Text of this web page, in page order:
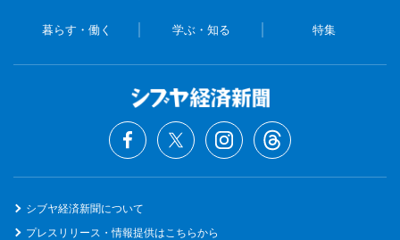
暮らす・働く 学ぶ・知る 特集
シブヤ経済新聞について
プレスリリース・情報提供はこちらから